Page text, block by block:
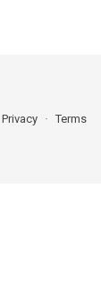
Privacy Terms